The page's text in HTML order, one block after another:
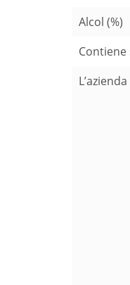
Alcol (%)
L’azienda